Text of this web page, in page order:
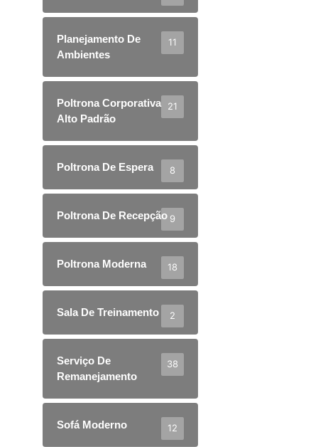
Planejamento De
Ambientes
11
Poltrona Corporativa
Alto Padrão
21
Poltrona De Espera 8
Poltrona De Recepção 9
Poltrona Moderna 18
Sala De Treinamento 2
Serviço De
Remanejamento
38
Sofá Moderno 12